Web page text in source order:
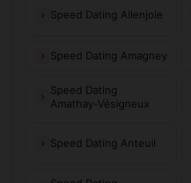
Speed Dating Allenjoie
Speed Dating Amagney
Speed Dating
Amathay-Vésigneux
Speed Dating Anteuil